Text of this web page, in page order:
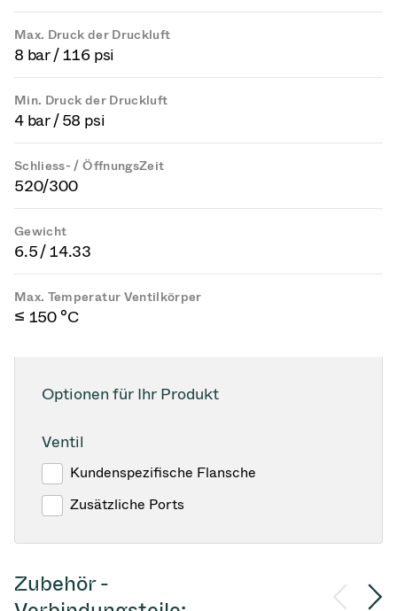
Max. Druck der Druckluft
8 bar / 116 psi
Min. Druck der Druckluft
4 bar / 58 psi
Schliess- / ÖffnungsZeit
520/300
Gewicht
6.5 / 14.33
Max. Temperatur Ventilkörper
≤ 150 °C
Optionen für Ihr Produkt
Ventil
Kundenspezifische Flansche
Zusätzliche Ports
Zubehör -